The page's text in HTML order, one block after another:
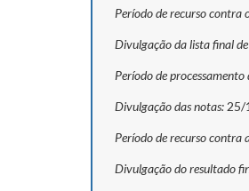
Período de recurso contra
Divulgação da lista final
Período de
Divulgação das notas:25/
Período de recurso contra
Divulgação do resultado